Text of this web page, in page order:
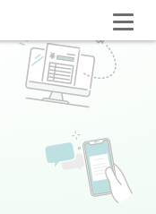
役所手続き